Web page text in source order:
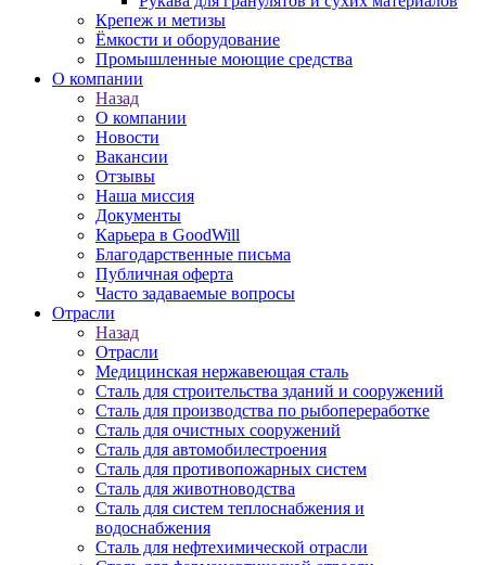
Крепеж и метизы
Ёмкости и оборудование
Промышленные моющие средства
О компании
Назад
О компании
Новости
Вакансии
Отзывы
Наша миссия
Документы
Карьера в GoodWill
Благодарственные письма
Публичная оферта
Часто задаваемые вопросы
Отрасли
Назад
Отрасли
Медицинcкая нержавеющая сталь
Сталь для строительства зданий и сооружений
Сталь для производства по рыбопереработке
Сталь для очистных сооружений
Сталь для автомобилестроения
Сталь для противопожарных систем
Сталь для животноводства
Сталь для систем теплоснабжения и
водоснабжения
Сталь для нефтехимической отрасли